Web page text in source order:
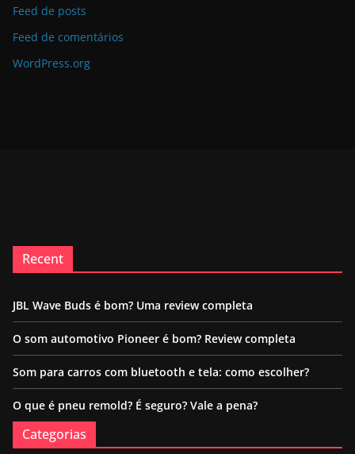
Feed de posts
Feed de comentários
WordPress.org
Recent
JBL Wave Buds é bom? Uma review completa
O som automotivo Pioneer é bom? Review completa
Som para carros com bluetooth e tela: como escolher?
O que é pneu remold? É seguro? Vale a pena?
Categorias